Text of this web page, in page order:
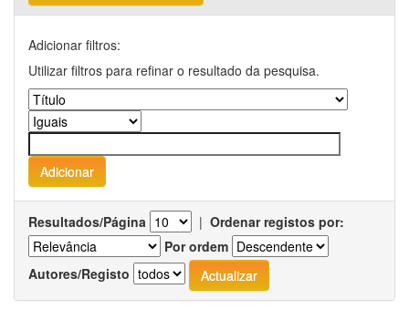
Adicionar filtros:
Utilizar filtros para refinar o resultado da pesquisa.
Resultados/Página | Ordenar registos por:
Por ordem
Autores/Registo